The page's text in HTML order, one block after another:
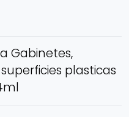
Gabinetes,
plasticas